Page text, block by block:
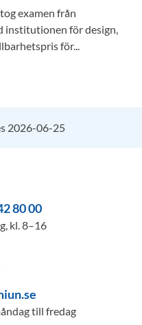
examen från
institutionen för design,
för...
2026-06-25
80 00
kl. 8–16
till fredag